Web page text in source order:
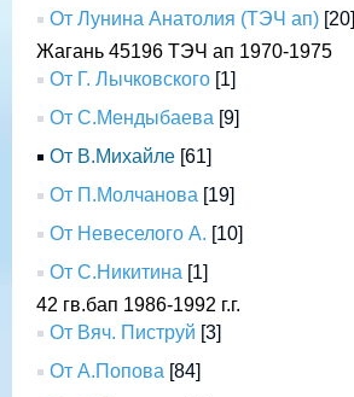
От Лунина Анатолия (ТЭЧ ап) [20]
Жагань 45196 ТЭЧ ап 1970-1975
От Г. Лычковского [1]
От С.Мендыбаева [9]
От В.Михайле [61]
От П.Молчанова [19]
От Невеселого А. [10]
От С.Никитина [1]
42 гв.бап 1986-1992 г.г.
От Вяч. Пиструй [3]
От А.Попова [84]